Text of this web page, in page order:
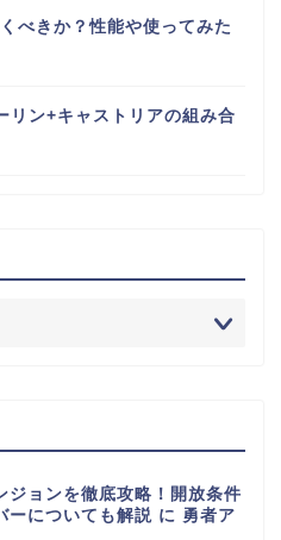
べきか？性能や使ってみた
リン+キャストリアの組み合
ジョンを徹底攻略！開放条件
ーについても解説 に 勇者ア